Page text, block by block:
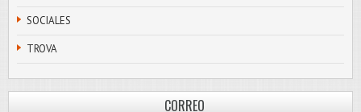
SOCIALES
TROVA
CORREO